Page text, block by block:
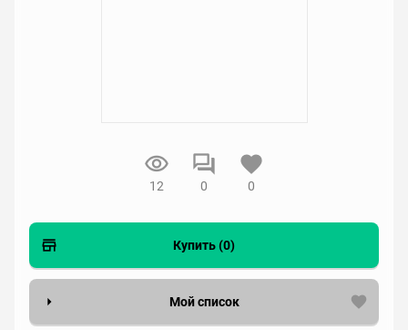
12 0 0
Купить (0)
Мой список